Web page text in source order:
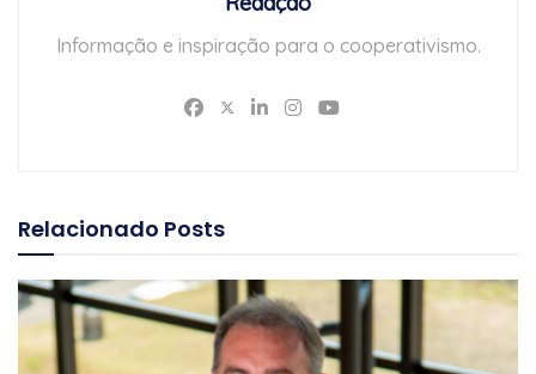
Informação e inspiração para o cooperativismo.
Relacionado Posts